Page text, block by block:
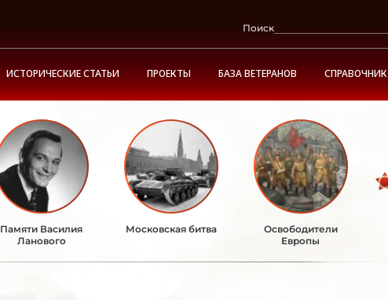
Поиск
ИСТОРИЧЕСКИЕ СТАТЬИ ПРОЕКТЫ БАЗА ВЕТЕРАНОВ СПРАВОЧНИК
Памяти Василия
Ланового
Московская битва
Освободители
Европы